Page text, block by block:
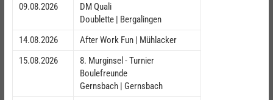
09.08.2026
DM Quali
Doublette | Bergalingen
14.08.2026
After Work Fun | Mühlacker
15.08.2026
8. Murginsel - Turnier
Boulefreunde
Gernsbach | Gernsbach